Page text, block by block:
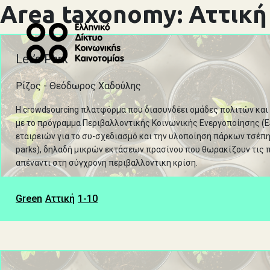
Area taxonomy: Αττική
Let’s Park
Ρίζος - Θεόδωρος Χαδούλης
Η crowdsourcing πλατφόρμα που διασυνδέει ομάδες πολιτών
με το πρόγραμμα Περιβαλλοντικής Κοινωνικής Ενεργοποίησης
εταιρειών για το συ-σχεδιασμό και την υλοποίηση πάρκων
parks), δηλαδή μικρών εκτάσεων πρασίνου που θωρακίζουν τις
απέναντι στη σύγχρονη περιβαλλοντικη κρίση.
Green Αττική 1-10